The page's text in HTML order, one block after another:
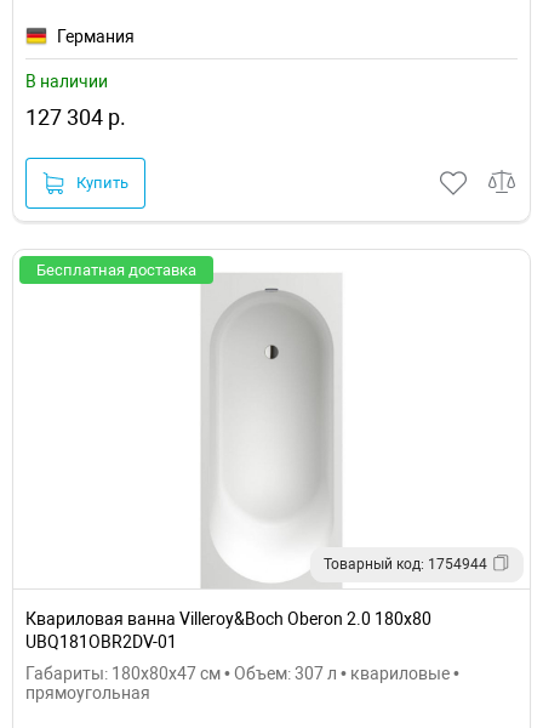
Германия
В наличии
127 304 р.
Купить
Бесплатная доставка
Товарный код: 1754944
Квариловая ванна Villeroy&Boch Oberon 2.0 180x80
UBQ181OBR2DV-01
Габариты: 180x80x47 см • Объем: 307 л • квариловые •
прямоугольная